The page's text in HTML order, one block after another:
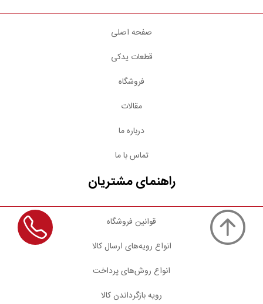
صفحه اصلی
قطعات یدکی
فروشگاه
مقالات
درباره ما
تماس با ما
راهنمای مشتریان
قوانین فروشگاه
انواع رویه‌های ارسال کالا
انواع روش‌های پرداخت
رویه بازگرداندن کالا